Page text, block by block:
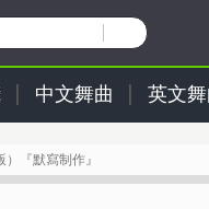
中文舞曲 英文
『默寫制作』